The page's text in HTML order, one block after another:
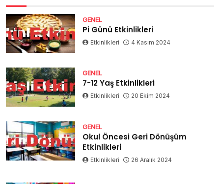
GENEL
Pi Günü Etkinlikleri
Etkinlikleri 4 Kasım 2024
GENEL
7-12 Yaş Etkinlikleri
Etkinlikleri 20 Ekim 2024
GENEL
Okul Öncesi Geri Dönüşüm
Etkinlikleri
Etkinlikleri 26 Aralık 2024